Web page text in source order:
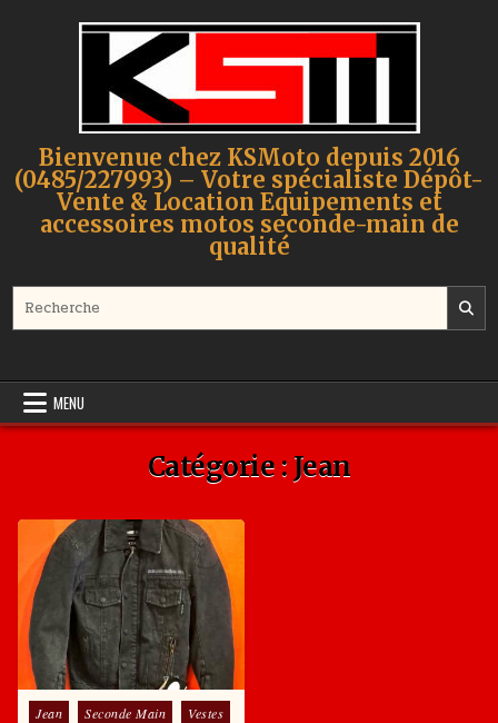
Bienvenue chez KSMoto depuis 2016
(0485/227993) – Votre spécialiste Dépôt-
Vente & Location Equipements et
accessoires motos seconde-main de
qualité
MENU
Catégorie : Jean
Posted in
Jean Seconde Main Vestes